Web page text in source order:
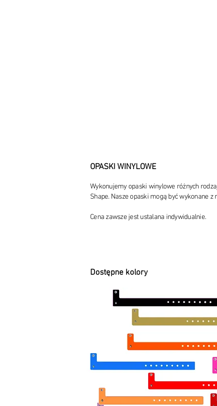
OPASKI WINYLOWE
Wykonujemy opaski winylowe różnych
Shape. Nasze opaski mogą być wykonane
Cena zawsze jest ustalana indywidualnie.
Dostępne kolory